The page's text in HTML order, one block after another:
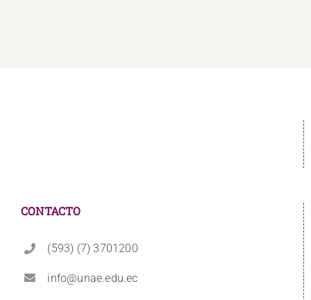
CONTACTO
(593) (7) 3701200
info@unae.edu.ec